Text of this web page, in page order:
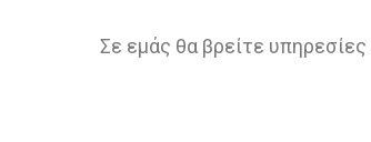
Σε εμάς θα βρείτε υπηρεσίες